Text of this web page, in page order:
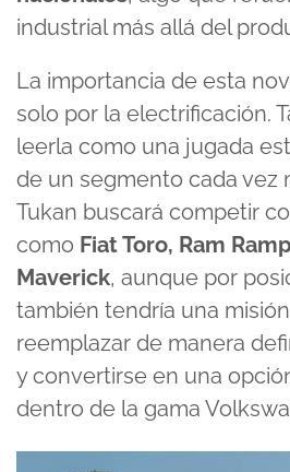
industrial más allá del
La importancia de esta
solo por la electrificación.
leerla como una jugada
de un segmento cada vez
Tukan buscará competir
como Fiat Toro, Ram
Maverick, aunque por
también tendría una
reemplazar de manera
y convertirse en una
dentro de la gama